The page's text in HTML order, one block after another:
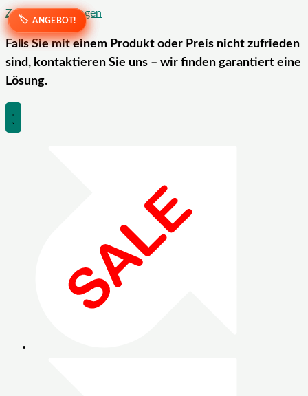
Zum Inhalt springen
Falls Sie mit einem Produkt oder Preis nicht zufrieden
sind, kontaktieren Sie uns – wir finden garantiert eine
Lösung.
ANGEBOT!
ANGEBOT!
ANGEBOT!
ANGEBOT!